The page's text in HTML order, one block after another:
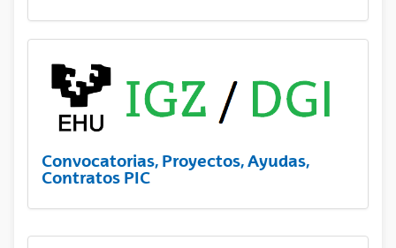
Convocatorias, Proyectos, Ayudas,
Contratos PIC